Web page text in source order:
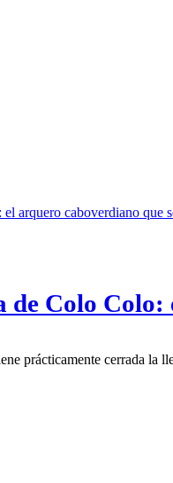
de Colo
prácticamente cerrada la